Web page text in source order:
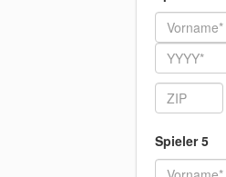
Vorname
Jahr
ZIP
Spieler 5
Vorname